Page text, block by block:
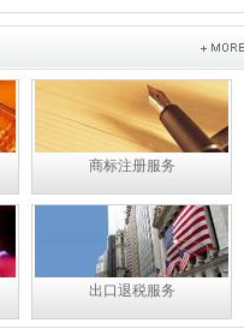
商标注册服务
出口退税服务